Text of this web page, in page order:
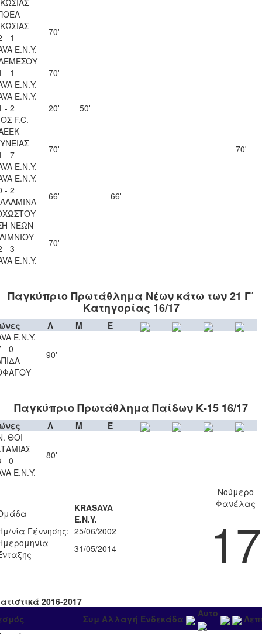
- 1
Ε.Ν.Y.
70'
- 1
Ε.Ν.Y.
70'
Ε.Ν.Y.
- 2
F.C.
20'
50'
- 7
Ε.Ν.Y.
70' 70'
Ε.Ν.Y.
- 2
66' 66'
ΝΕΩΝ
- 3
Ε.Ν.Y.
70'
Παγκύπριο Πρωτάθλημα Νέων κάτω των 21 Γ΄
Κατηγορίας 16/17
Λ Μ
Έ
Ε.Ν.Y.
- 0
90'
Παγκύπριο Πρωτάθλημα Παίδων Κ-15 16/17
Λ Μ
Έ
ΘΟΙ
- 0
Ε.Ν.Y.
80'
KRASAVA
Ε.Ν.Y.
νία Γέννησης: 25/06/2002
31/05/2014
Νούμερο
Φανέλας
17
2016-2017
Συμ Αλλαγή Ενδεκάδα Αυτο